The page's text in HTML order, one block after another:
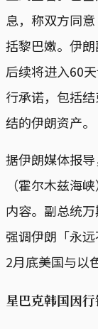
息，称双方同
括黎巴嫩。伊
后续将进入60
行承诺，包括
结的伊朗资产。
据伊朗媒体报
（霍尔木兹海
内容。副总统
强调伊朗「永
2月底美国与以
星巴克韩国因